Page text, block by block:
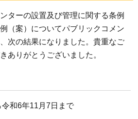
ターの設置及び管理に関する条例
（案）についてパブリックコメン
次の結果になりました。貴重なご
ありがとうございました。
和6年11月7日まで